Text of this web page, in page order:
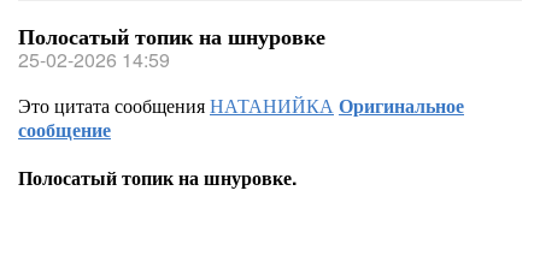
Полосатый топик на шнуровке
25-02-2026 14:59
Это цитата сообщенияНАТАНИЙКАОригинальное
сообщение
Полосатый топик на шнуровке.